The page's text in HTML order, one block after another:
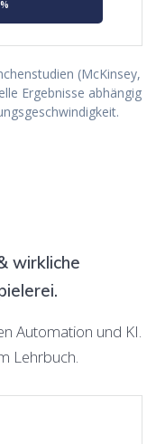
(McKinsey,
Ergebnisse abhängig
wirkliche
Automation und KI.
Lehrbuch.